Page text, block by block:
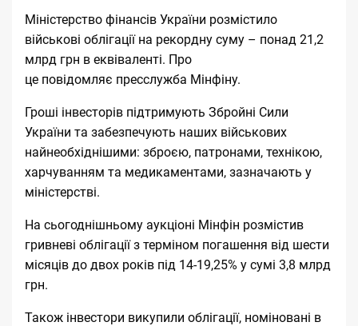
Міністерство фінансів України розмістило
військові облігації на рекордну суму – понад 21,2
млрд грн в еквіваленті. Про
це повідомляє пресслужба Мінфіну.
Гроші інвесторів підтримують Збройні Сили
України та забезпечують наших військових
найнеобхіднішими: зброєю, патронами, технікою,
харчуванням та медикаментами, зазначають у
міністерстві.
На сьогоднішньому аукціоні Мінфін розмістив
гривневі облігації з терміном погашення від шести
місяців до двох років під 14-19,25% у сумі 3,8 млрд
грн.
Також інвестори викупили облігації, номіновані в